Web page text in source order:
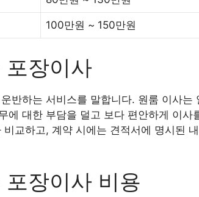
100만원 ~ 150만원
포장이사
반하는 서비스를 말합니다. 원룸 이사
에 대한 부담을 덜고 보다 편안하게 이
교하고, 계약 시에는 견적서에 명시된
장이사 비용